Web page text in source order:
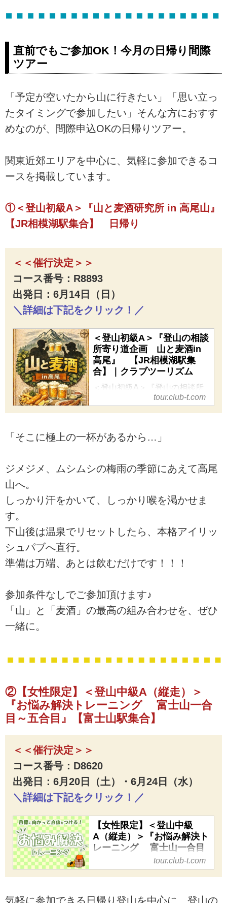
直前でもご参加OK！今月の日帰り間際
ツアー
「予定が空いたから山に行きたい」「思い立っ
たタイミングで参加したい」そんな方におすす
めなのが、間際申込OKの日帰りツアー。
関東近郊エリアを中心に、気軽に参加できるコ
ースを掲載しています。
①＜登山初級A＞『山と麦酒研究所 in 高尾山』
【JR相模湖駅集合】 日帰り
＜＜催行決定＞＞
コース番号：R8893
出発日：6月14日（日）
＼詳細は下記をクリック！／
＜登山初級A＞『登山の相談
所寄り道企画 山と麦酒in
高尾』 【JR相模湖駅集
合】｜クラブツーリズム
＜登山初級A＞『登山の相談所
寄り道企画 山と麦酒in高
のお申込ならクラブツーリズ
tour.club-t.com
「そこに極上の一杯があるから…」
ジメジメ、ムシムシの梅雨の季節にあえて高尾
山へ。
しっかり汗をかいて、しっかり喉を渇かせま
す。
下山後は温泉でリセットしたら、本格アイリッ
シュパブへ直行。
準備は万端、あとは飲むだけです！！！
参加条件なしでご参加頂けます♪
「山」と「麦酒」の最高の組み合わせを、ぜひ
一緒に。
②【女性限定】＜登山中級A（縦走）＞
『お悩み解決トレーニング 富士山一合
目～五合目』【富士山駅集合】
＜＜催行決定＞＞
コース番号：D8620
出発日：6月20日（土）・6月24日（水）
＼詳細は下記をクリック！／
【女性限定】＜登山中級
A（縦走）＞『お悩み解決ト
レーニング 富士山一合目
～五合目』【富士山駅集
合】｜クラブツーリズム
走）＞『お悩み解決トレーニン
tour.club-t.com
気軽に参加できる日帰り登山を中心に、登山の